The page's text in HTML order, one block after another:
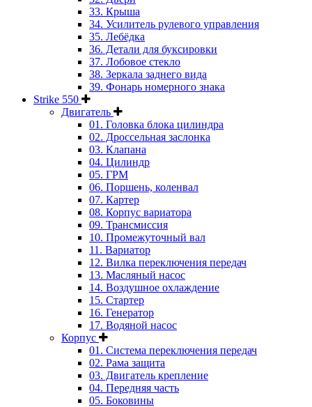
33. Крыша
34. Усилитель рулевого управления
35. Лебёдка
36. Детали для буксировки
37. Лобовое стекло
38. Зеркала заднего вида
39. Фонарь номерного знака
Strike 550
Двигатель
01. Головка блока цилиндра
02. Дроссельная заслонка
03. Клапана
04. Цилиндр
05. ГРМ
06. Поршень, коленвал
07. Картер
08. Корпус вариатора
09. Трансмиссия
10. Промежуточный вал
11. Вариатор
12. Вилка переключения передач
13. Масляный насос
14. Воздушное охлаждение
15. Стартер
16. Генератор
17. Водяной насос
Корпус
01. Система переключения передач
02. Рама защита
03. Двигатель крепление
04. Передняя часть
05. Боковины